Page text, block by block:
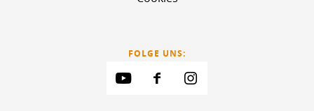
FOLGE UNS: